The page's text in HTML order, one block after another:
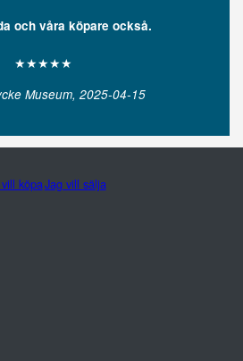
och våra köpare också.
★★★★★
Museum, 2025-04-15
köpaJag vill sälja